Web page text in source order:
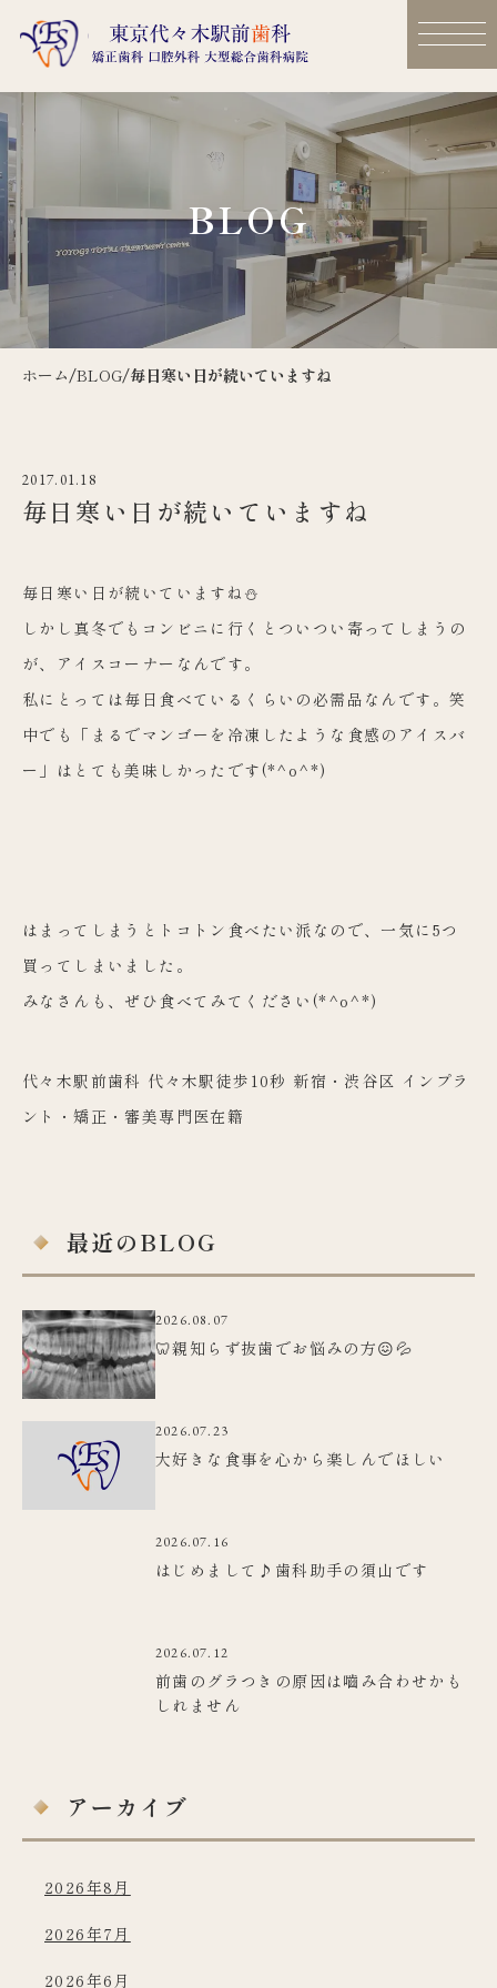
BLOG
ホーム/BLOG/毎日寒い日が続いていますね
2017.01.18
毎日寒い日が続いていますね
毎日寒い日が続いていますね⛄️
しかし真冬でもコンビニに行くとついつい寄ってしまうの
が、
アイスコーナーなんです。
私にとっては毎日食べているくらいの必需品なんです。笑
中でも「まるでマンゴーを冷凍したような食感のアイスバ
ー」 はとても美味しかったです(*^o^*)
はまってしまうとトコトン食べたい派なので、 一気に5つ
買ってしまいました。
みなさんも、ぜひ食べてみてください(*^o^*)
代々木駅前歯科 代々木駅徒歩10秒 新宿・渋谷区 インプラ
ント・矯正・審美専門医在籍
最近のBLOG
2026.08.07
🦷親知らず抜歯でお悩みの方😖💦
2026.07.23
大好きな食事を心から楽しんでほしい
2026.07.16
はじめまして♪歯科助手の須山です
2026.07.12
前歯のグラつきの原因は嚙み合わせかも
しれません
アーカイブ
2026年8月
2026年7月
2026年6月